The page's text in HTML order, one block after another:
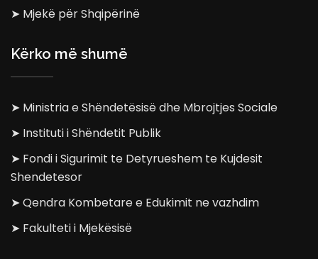
➤ Mjekë për Shqipërinë
Kërko më shumë
➤ Ministria e Shëndetësisë dhe Mbrojtjes Sociale
➤ Instituti i Shëndetit Publik
➤ Fondi i Sigurimit te Detyrueshem te Kujdesit
Shendetesor
➤ Qendra Kombetare e Edukimit ne vazhdim
➤ Fakulteti i Mjekësisë